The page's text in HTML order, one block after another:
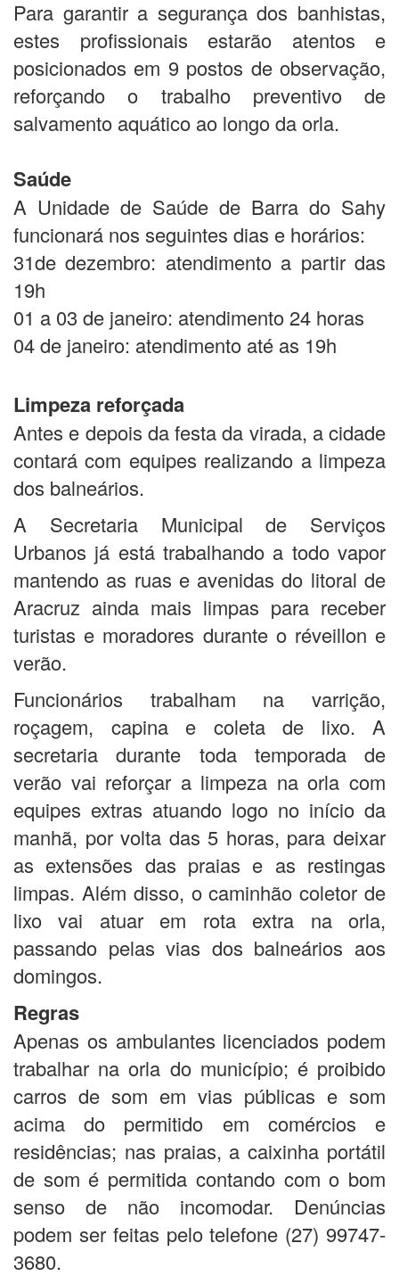
Para garantir a segurança dos banhistas,
estes profissionais estarão atentos e
posicionados em 9 postos de observação,
reforçando o trabalho preventivo de
salvamento aquático ao longo da orla.
Saúde
A Unidade de Saúde de Barra do Sahy
funcionará nos seguintes dias e horários:
31de dezembro: atendimento a partir das
19h
01 a 03 de janeiro: atendimento 24 horas
04 de janeiro: atendimento até as 19h
Limpeza reforçada
Antes e depois da festa da virada, a cidade
contará com equipes realizando a limpeza
dos balneários.
A Secretaria Municipal de Serviços
Urbanos já está trabalhando a todo vapor
mantendo as ruas e avenidas do litoral de
Aracruz ainda mais limpas para receber
turistas e moradores durante o réveillon e
verão.
Funcionários trabalham na varrição,
roçagem, capina e coleta de lixo. A
secretaria durante toda temporada de
verão vai reforçar a limpeza na orla com
equipes extras atuando logo no início da
manhã, por volta das 5 horas, para deixar
as extensões das praias e as restingas
limpas. Além disso, o caminhão coletor de
lixo vai atuar em rota extra na orla,
passando pelas vias dos balneários aos
domingos.
Regras
Apenas os ambulantes licenciados podem
trabalhar na orla do município; é proibido
carros de som em vias públicas e som
acima do permitido em comércios e
residências; nas praias, a caixinha portátil
de som é permitida contando com o bom
senso de não incomodar. Denúncias
podem ser feitas pelo telefone (27) 99747-
3680.